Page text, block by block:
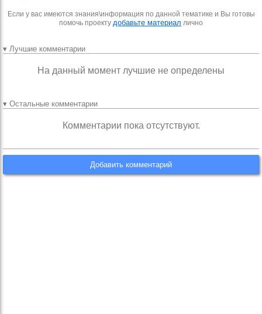
Если у вас имеются знания\информация по данной тематике и Вы готовы
помочь проекту добавьте материал лично
▾ Лучшие комментарии
На данный момент лучшие не определены
▾ Остальные комментарии
Комментарии пока отсутствуют.
Добавить комментарий